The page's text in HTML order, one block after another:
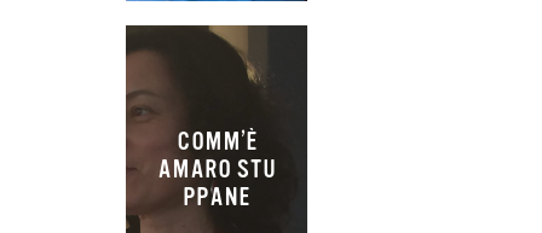
COMM’È
AMARO STU
PPANE